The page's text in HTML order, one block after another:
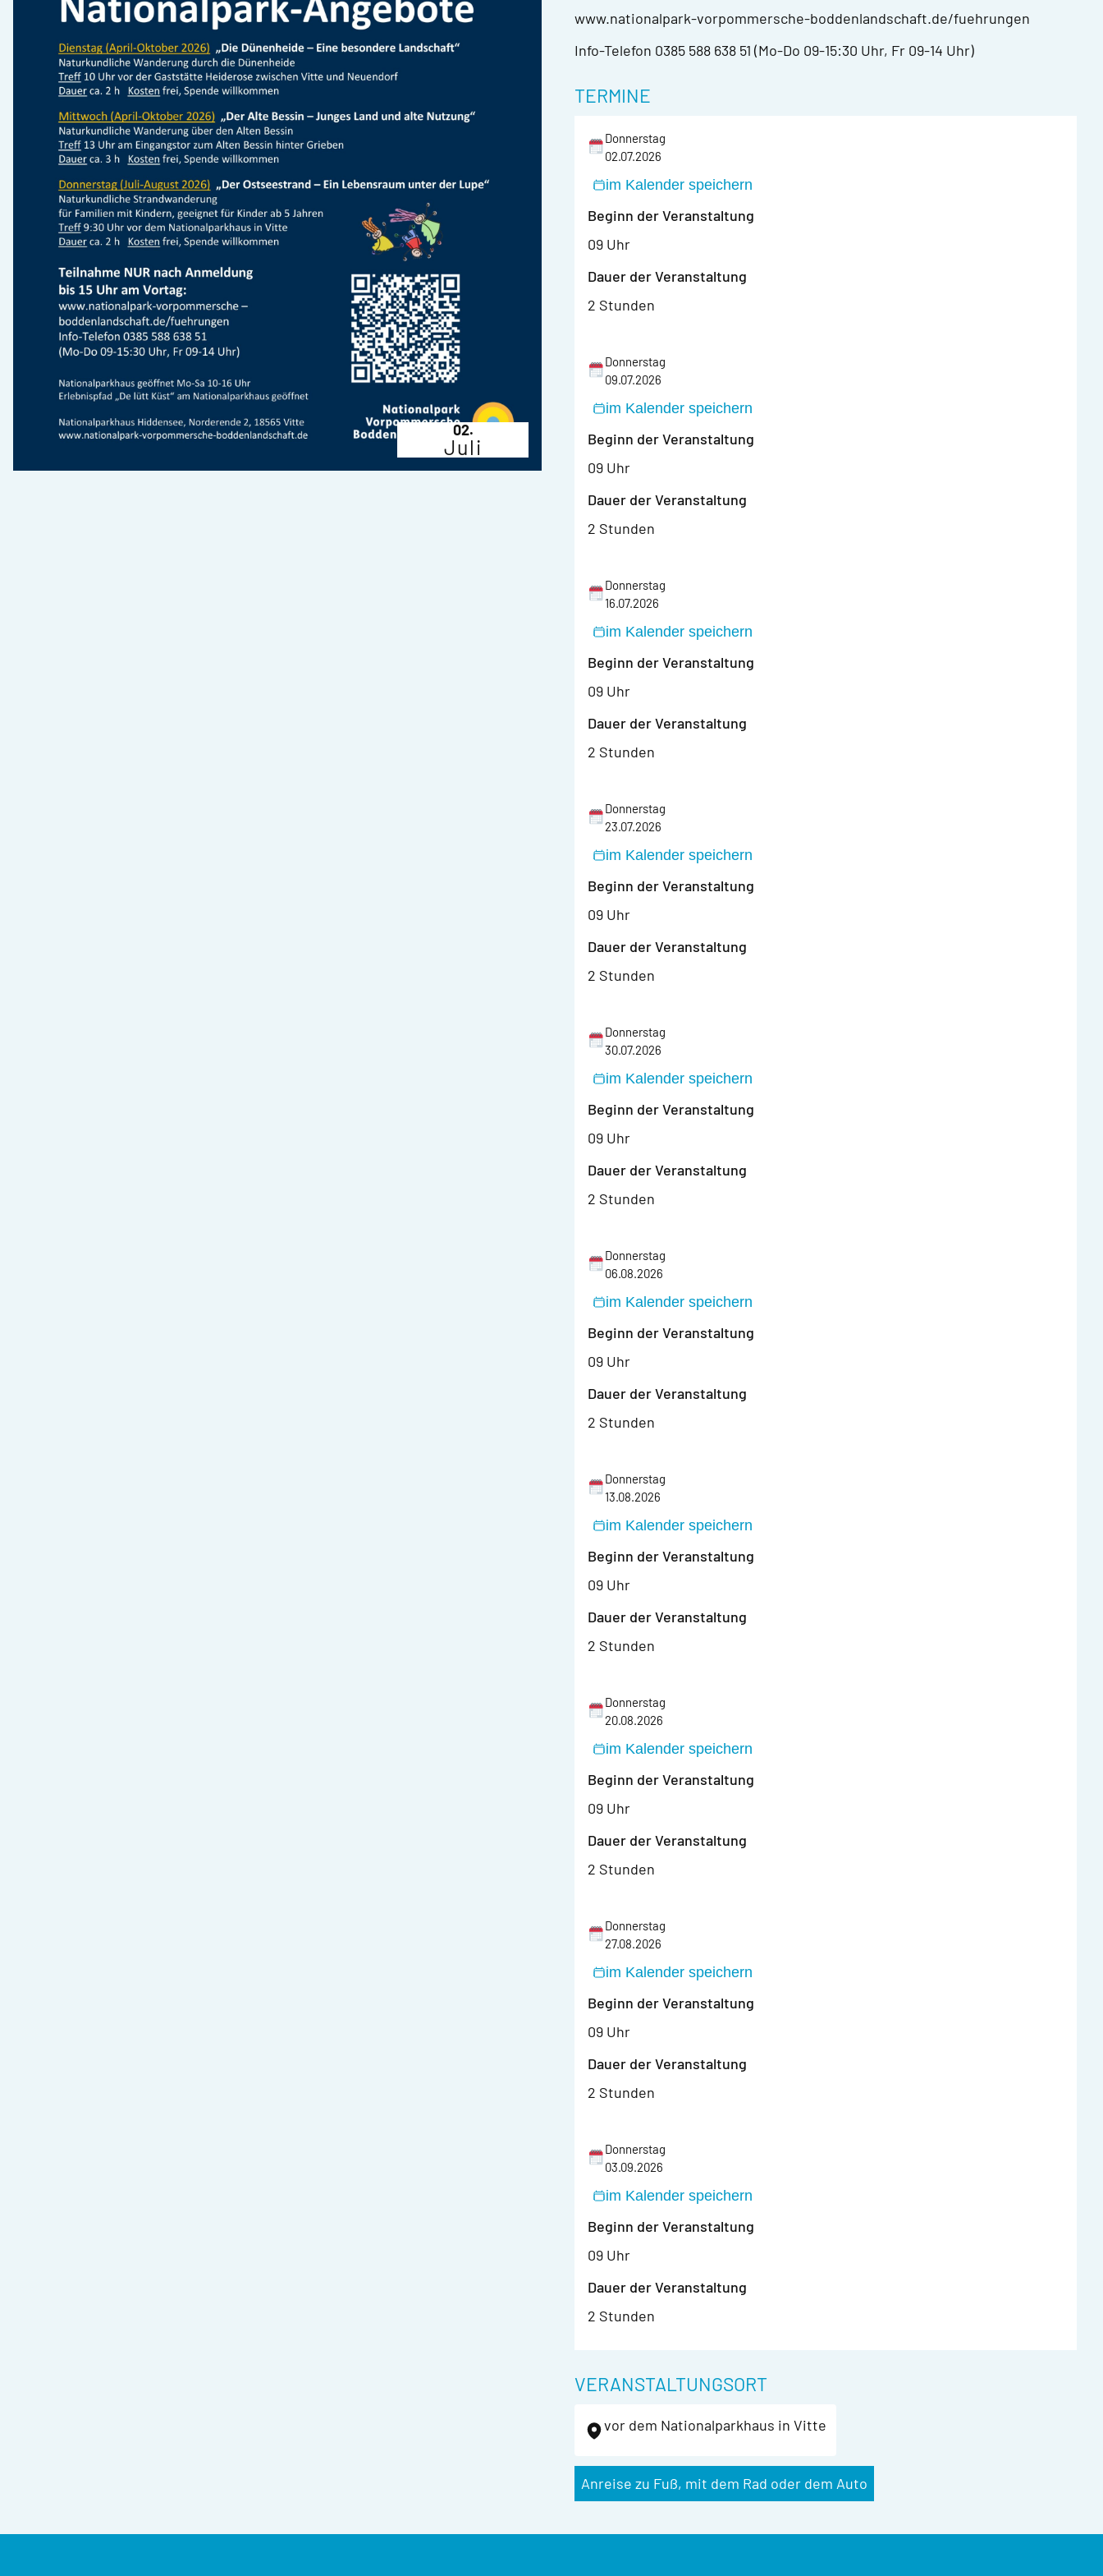
02.
Juli
www.nationalpark-vorpommersche-boddenlandschaft.de/fuehrungen
Info-Telefon 0385 588 638 51 (Mo-Do 09-15:30 Uhr, Fr 09-14 Uhr)
TERMINE
Donnerstag
02.07.2026
im Kalender speichern
Beginn der Veranstaltung
09 Uhr
Dauer der Veranstaltung
2 Stunden
Donnerstag
09.07.2026
im Kalender speichern
Beginn der Veranstaltung
09 Uhr
Dauer der Veranstaltung
2 Stunden
Donnerstag
16.07.2026
im Kalender speichern
Beginn der Veranstaltung
09 Uhr
Dauer der Veranstaltung
2 Stunden
Donnerstag
23.07.2026
im Kalender speichern
Beginn der Veranstaltung
09 Uhr
Dauer der Veranstaltung
2 Stunden
Donnerstag
30.07.2026
im Kalender speichern
Beginn der Veranstaltung
09 Uhr
Dauer der Veranstaltung
2 Stunden
Donnerstag
06.08.2026
im Kalender speichern
Beginn der Veranstaltung
09 Uhr
Dauer der Veranstaltung
2 Stunden
Donnerstag
13.08.2026
im Kalender speichern
Beginn der Veranstaltung
09 Uhr
Dauer der Veranstaltung
2 Stunden
Donnerstag
20.08.2026
im Kalender speichern
Beginn der Veranstaltung
09 Uhr
Dauer der Veranstaltung
2 Stunden
Donnerstag
27.08.2026
im Kalender speichern
Beginn der Veranstaltung
09 Uhr
Dauer der Veranstaltung
2 Stunden
Donnerstag
03.09.2026
im Kalender speichern
Beginn der Veranstaltung
09 Uhr
Dauer der Veranstaltung
2 Stunden
VERANSTALTUNGSORT
vor dem Nationalparkhaus in Vitte
Anreise zu Fuß, mit dem Rad oder dem Auto